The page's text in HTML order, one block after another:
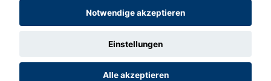
Notwendige akzeptieren
Einstellungen
Alle akzeptieren